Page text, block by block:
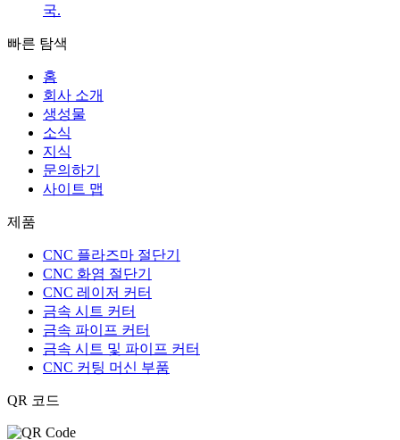
국.
빠른 탐색
홈
회사 소개
생성물
소식
지식
문의하기
사이트 맵
제품
CNC 플라즈마 절단기
CNC 화염 절단기
CNC 레이저 커터
금속 시트 커터
금속 파이프 커터
금속 시트 및 파이프 커터
CNC 커팅 머신 부품
QR 코드